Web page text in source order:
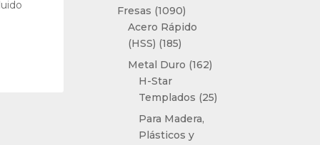
Fresas 10901090
productos
Acero Rápido
(HSS) 185185
productos
Metal Duro 162162
H-Star
Templados
2525
Para Madera,
Plásticos y